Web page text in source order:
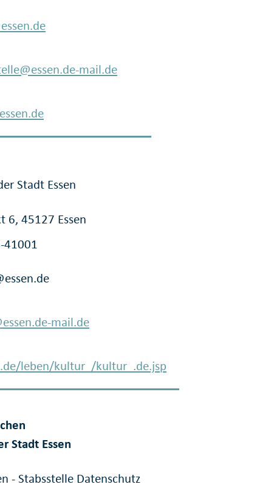
mail.de
Stadt Essen
6, 45127 Essen
41001
mail.de
leben/kultur_/kultur_.de.jsp
Stadt Essen
- Stabsstelle Datenschutz